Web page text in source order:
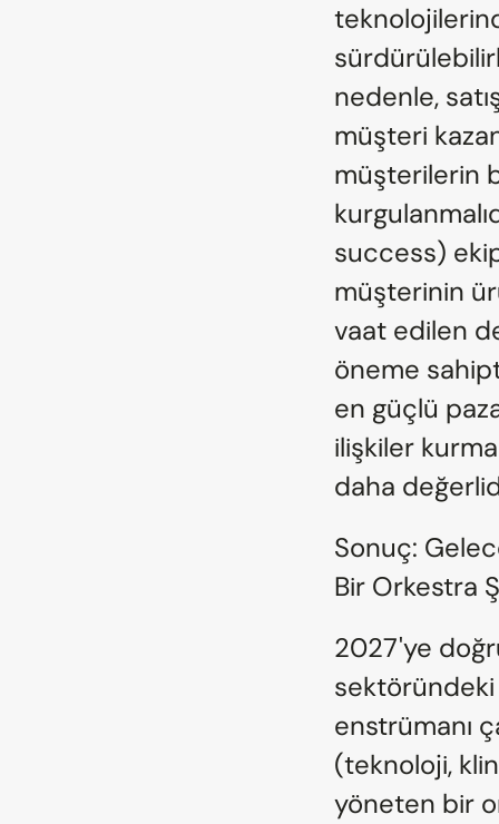
nedenle,
müşteri
müşterilerin
success)
müşterinin
vaat edilen
öneme
en güçlü
ilişkiler
daha
Sonuç:
Bir Orkestra
2027'ye
enstrümanı
(teknoloji,
yöneten bir